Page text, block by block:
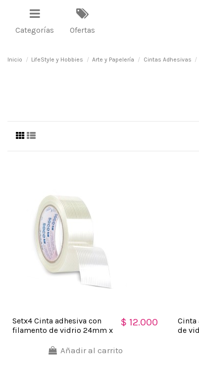
Categorías Ofertas
Inicio LifeStyle y Hobbies Arte y Papelería Cintas Adhesivas
Setx4 Cinta adhesiva con
filamento de vidrio 24mm x
$ 12.000
Añadir al carrito
Cinta
de